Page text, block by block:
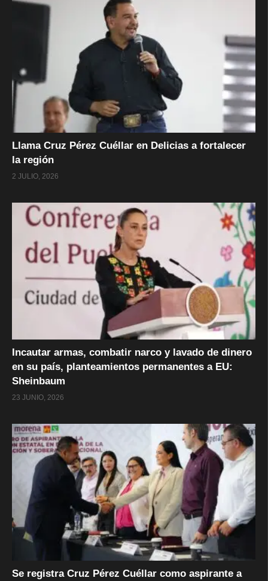
Llama Cruz Pérez Cuéllar en Delicias a fortalecer
la región
2 JULIO, 2026
Incautar armas, combatir narco y lavado de dinero
en su país, planteamientos permanentes a EU:
Sheinbaum
23 JUNIO, 2026
Se registra Cruz Pérez Cuéllar como aspirante a